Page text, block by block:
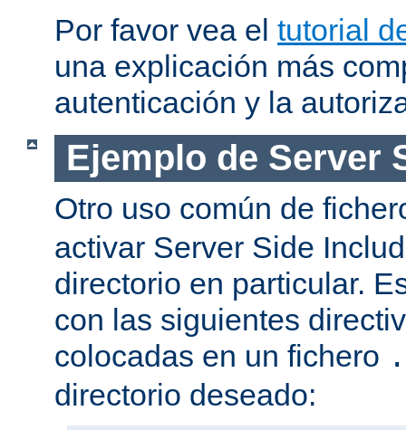
Por favor vea el tutorial
una explicación más
autenticación y la
Ejemplo de Server
Otro uso común de
activar Server Side
directorio en particular.
con las siguientes
colocadas en un fichero
directorio deseado: